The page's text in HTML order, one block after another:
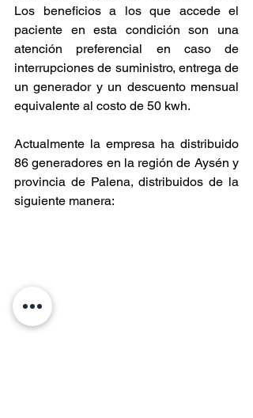
Los beneficios a los que accede el
paciente en esta condición son una
atención preferencial en caso de
interrupciones de suministro, entrega de
un generador y un descuento mensual
equivalente al costo de 50 kwh.
Actualmente la empresa ha distribuido
86 generadores en la región de Aysén y
provincia de Palena, distribuidos de la
siguiente manera: